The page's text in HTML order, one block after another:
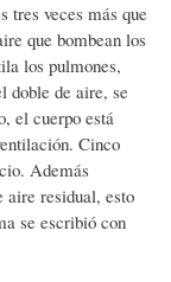
tres veces más que
que bombean los
los pulmones,
doble de aire, se
el cuerpo está
Cinco
Además
aire residual, esto
se escribió con